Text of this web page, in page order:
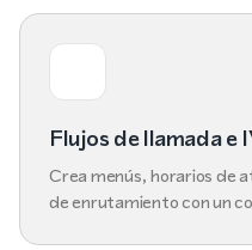
Flujos de llamada e
Crea menús, horarios de
de enrutamiento con un